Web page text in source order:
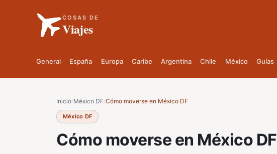
COSAS DE
Viajes
General España Europa Caribe Argentina Chile México Guías
Inicio/México DF/Cómo moverse en México DF
México DF
Cómo moverse en México DF